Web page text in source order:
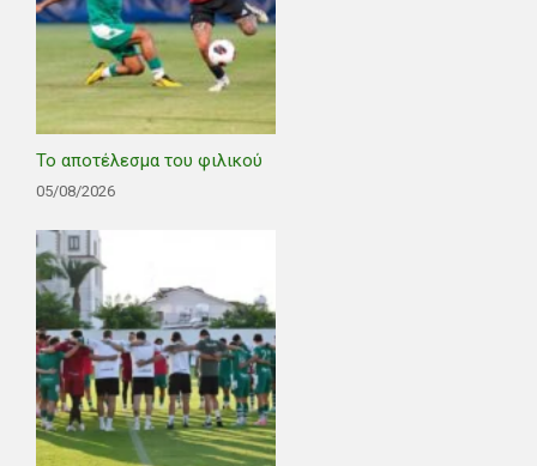
Το αποτέλεσμα του φιλικού
05/08/2026